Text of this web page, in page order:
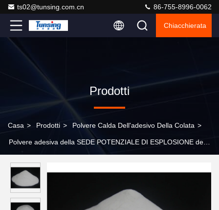
ts02@tunsing.com.cn 86-755-8996-0062
Chiacchierata
Prodotti
Casa > Prodotti > Polvere Calda Dell'adesivo Della Colata >
Polvere adesiva della SEDE POTENZIALE DI ESPLOSIONE della
calore